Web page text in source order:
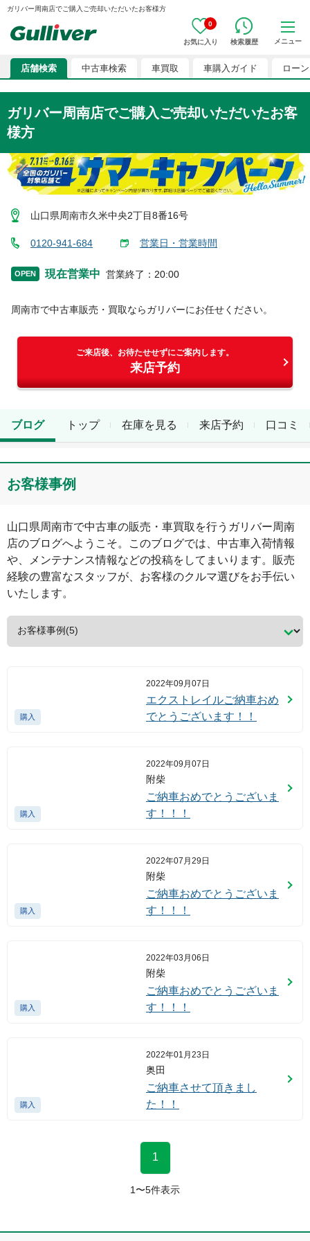
ガリバー周南店でご購入ご売却いただいたお客様方
0
お気に入り 検索履歴 メニュー
店舗検索 中古車検索 車買取 車購入ガイド ローン
ガリバー周南店でご購入ご売却いただいたお客
様方
山口県周南市久米中央2丁目8番16号
0120-941-684 営業日・営業時間
OPEN 現在営業中 営業終了 ： 20:00
周南市で中古車販売・買取ならガリバーにお任せください。
ご来店後、お待たせせずにご案内します。
来店予約
トップ 在庫を見る 来店予約 口コミ
ブログ
お客様事例
山口県周南市で中古車の販売・車買取を行う ガリバー周南
店のブログへようこそ。このブログでは、中古車入荷情報
や、メンテナンス情報などの投稿をしてまいります。販売
経験の豊富なスタッフが、お客様のクルマ選びをお手伝い
いたします。
購入
2022年09月07日
エクストレイルご納車おめ
でとうございます！！
購入
2022年09月07日
附柴
ご納車おめでとうございま
す！！！
購入
2022年07月29日
附柴
ご納車おめでとうございま
す！！！
購入
2022年03月06日
附柴
ご納車おめでとうございま
す！！！
購入
2022年01月23日
奥田
ご納車させて頂きまし
た！！
1
1 〜5件表示